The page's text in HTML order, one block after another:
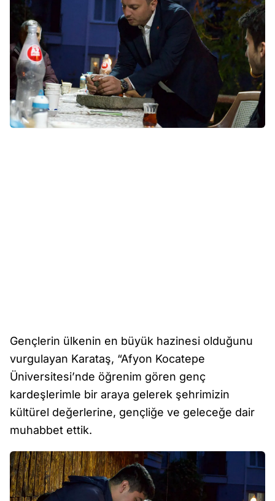
Gençlerin ülkenin en büyük hazinesi olduğunu
vurgulayan Karataş, “Afyon Kocatepe
Üniversitesi’nde öğrenim gören genç
kardeşlerimle bir araya gelerek şehrimizin
kültürel değerlerine, gençliğe ve geleceğe dair
muhabbet ettik.